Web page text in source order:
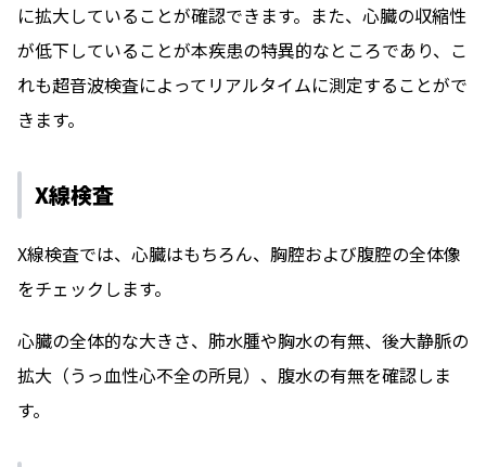
に拡大していることが確認できます。また、心臓の収縮性
が低下していることが本疾患の特異的なところであり、こ
れも超音波検査によってリアルタイムに測定することがで
きます。
X線検査
X線検査では、心臓はもちろん、胸腔および腹腔の全体像
をチェックします。
心臓の全体的な大きさ、肺水腫や胸水の有無、後大静脈の
拡大（うっ血性心不全の所見）、腹水の有無を確認しま
す。